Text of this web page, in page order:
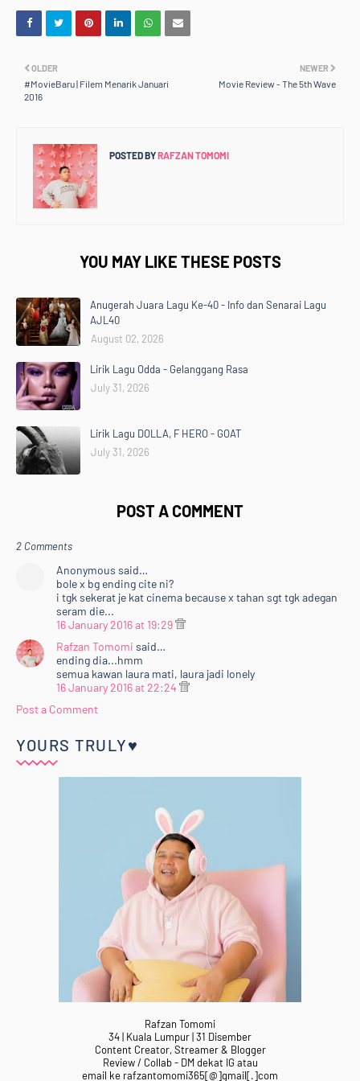
NEWER
Movie Review - The 5th Wave
OLDER
#MovieBaru | Filem Menarik Januari
2016
POSTED BYRAFZAN TOMOMI
YOU MAY LIKE THESE POSTS
Anugerah Juara Lagu Ke-40 - Info dan Senarai Lagu
AJL40
August 02, 2026
Lirik Lagu Odda - Gelanggang Rasa
July 31, 2026
Lirik Lagu DOLLA, F HERO - GOAT
July 31, 2026
POST A COMMENT
2 Comments
Anonymous said…
bole x bg ending cite ni?
i tgk sekerat je kat cinema because x tahan sgt tgk adegan
seram die...
16 January 2016 at 19:29
Rafzan Tomomi said…
ending dia...hmm
semua kawan laura mati, laura jadi lonely
16 January 2016 at 22:24
Post a Comment
YOURS TRULY♥
Rafzan Tomomi
34 | Kuala Lumpur | 31 Disember
Content Creator, Streamer & Blogger
Review / Collab - DM dekat IG atau
email ke rafzantomomi365[@]gmail[.]com